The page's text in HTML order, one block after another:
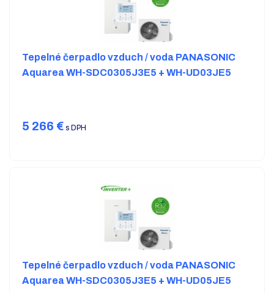
Tepelné čerpadlo vzduch / voda PANASONIC
Aquarea WH-SDC0305J3E5 + WH-UD03JE5
5 266 € s DPH
Tepelné čerpadlo vzduch / voda PANASONIC
Aquarea WH-SDC0305J3E5 + WH-UD05JE5